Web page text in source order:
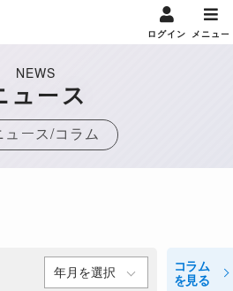
ログイン メニュー
NEWS
ュース
ュース/コラム
コラム
を見る